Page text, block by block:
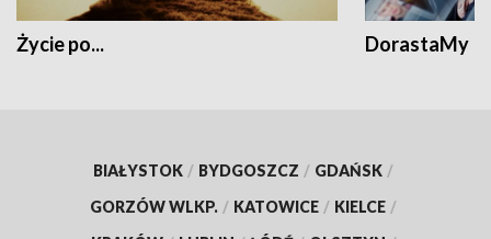
Życie po... DorastaMy
BIAŁYSTOK / BYDGOSZCZ / GDAŃSK /
GORZÓW WLKP. / KATOWICE / KIELCE /